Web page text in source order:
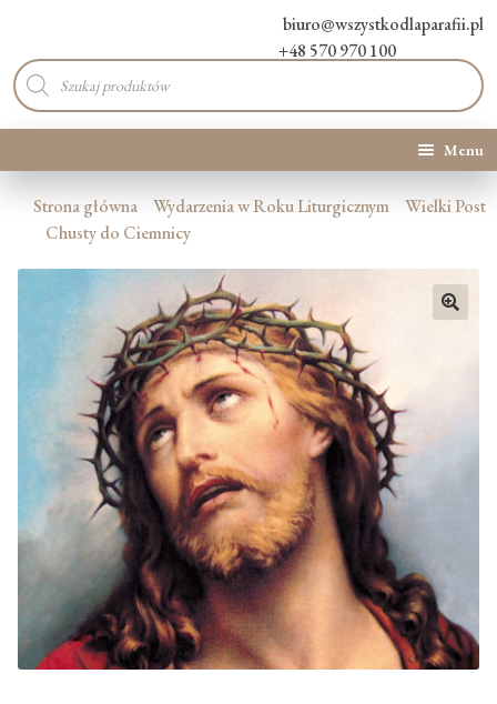
biuro@wszystkodlaparafii.pl
+48 570 970 100
Wyszukiwarka
produktów
Menu
Kategorie produktów
O Nas
Kontakt
Blog
Moje konto
Koszyk
Strona główna Wydarzenia w Roku Liturgicznym
Wielki Post
Chusty do Ciemnicy